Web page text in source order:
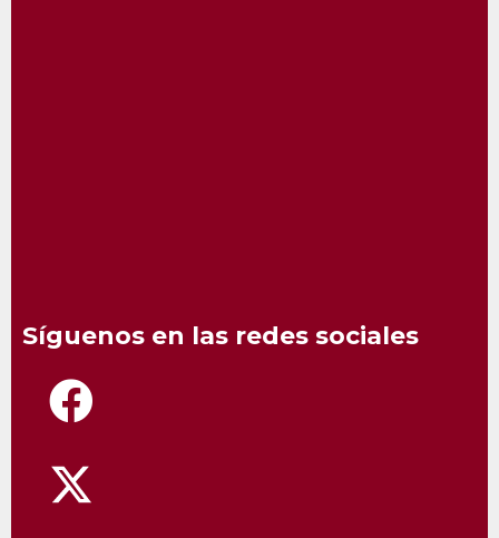
Síguenos en las redes sociales